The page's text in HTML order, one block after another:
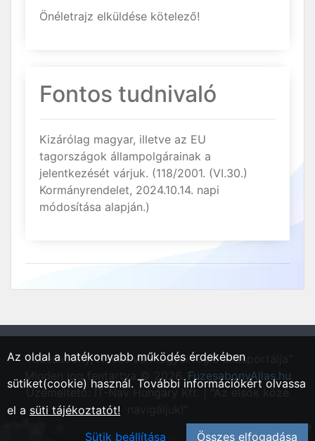
Önéletrajz elküldése kötelező!
Fontos tudnivaló
Kizárólag magyar, illetve az EU
tagországok állampolgárainak a
jelentkezését várjuk. (118/2001. (VI.30.)
Kormányrendelet, 2024.10.14. napi
módosítása alapján.)
"Füzesabony, Heves vármegyei régió állásportálja"
Minden jog fentartva © 2026. FuzesabonyAllas.hu
Üzemeltető: IT-Nav Hungary Kft. | "Az elsők közé
Az oldal a hatékonyabb működés érdekében
sütiket(cookie) használ. További információkért olvassa
el a süti tájékoztatót!
Sütik beállítása
Összes elfogadása